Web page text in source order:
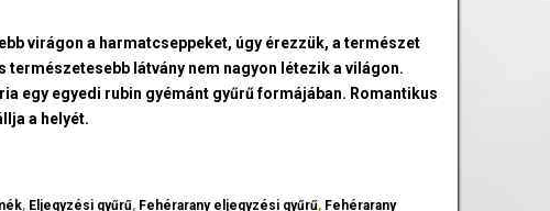
virágon a harmatcseppeket, úgy érezzük, a természet
látvány nem nagyon létezik a világon.
egy egyedi rubin gyémánt gyűrű formájában. Romantikus
a helyét.
, Eljegyzési gyűrű, Fehérarany eljegyzési gyűrű, Fehérarany